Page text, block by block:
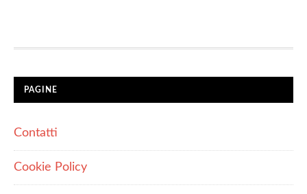
PAGINE
Contatti
Cookie Policy